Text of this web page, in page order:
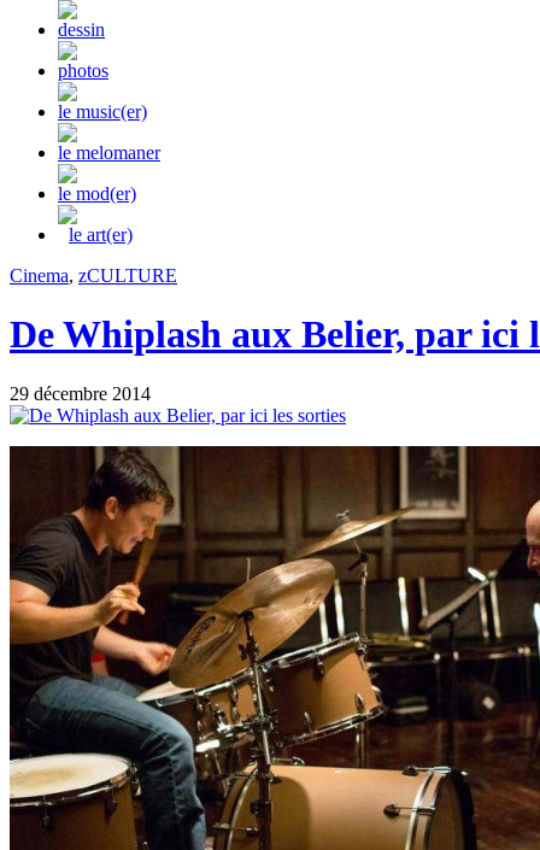
dessin
photos
le music(er)
le melomaner
le mod(er)
le art(er)
Cinema, zCULTURE
De Whiplash aux Belier, par ici
29 décembre 2014